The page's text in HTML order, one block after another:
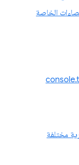
الخاصة